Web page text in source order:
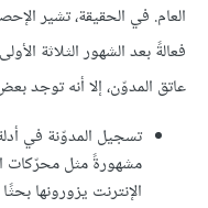
فعالةً بعد الشهور الثلاثة
عاتق المدوّن، إلا أنه توجد
تسجيل المدوّنة في
مشهورةً مثل محرّكات
الإنترنت يزورونها